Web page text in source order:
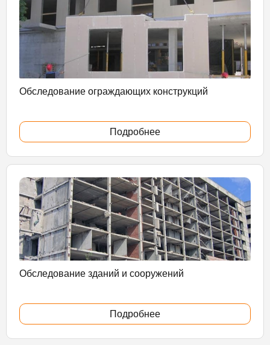
Обследование ограждающих конструкций
Подробнее
Обследование зданий и сооружений
Подробнее